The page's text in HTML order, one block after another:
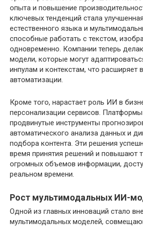
опыта и повышение
ключевых тенденций стала
естественного языка и
способные работать с текстом,
одновременно. Компании теперь
модели, которые могут
инпулам и контекстам, что расширяет
автоматизации.
Кроме того, нарастает роль ИИ в
персонализации сервисов.
продвинутые инструменты
автоматического анализа данных и
подбора контента. Эти решения
время принятия решений и повышают
огромных объемов информации,
реальном времени.
Рост мультимодальных ИИ-
Одной из главных инноваций стало
мультимодальных моделей,